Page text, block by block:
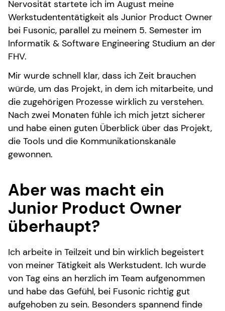
Nervosität startete ich im August meine
Werkstudententätigkeit als Junior Product Owner
bei Fusonic, parallel zu meinem 5. Semester im
Informatik & Software Engineering Studium an der
FHV.
Mir wurde schnell klar, dass ich Zeit brauchen
würde, um das Projekt, in dem ich mitarbeite, und
die zugehörigen Prozesse wirklich zu verstehen.
Nach zwei Monaten fühle ich mich jetzt sicherer
und habe einen guten Überblick über das Projekt,
die Tools und die Kommunikationskanäle
gewonnen.
Aber was macht ein
Junior Product Owner
überhaupt?
Ich arbeite in Teilzeit und bin wirklich begeistert
von meiner Tätigkeit als Werkstudent. Ich wurde
von Tag eins an herzlich im Team aufgenommen
und habe das Gefühl, bei Fusonic richtig gut
aufgehoben zu sein. Besonders spannend finde